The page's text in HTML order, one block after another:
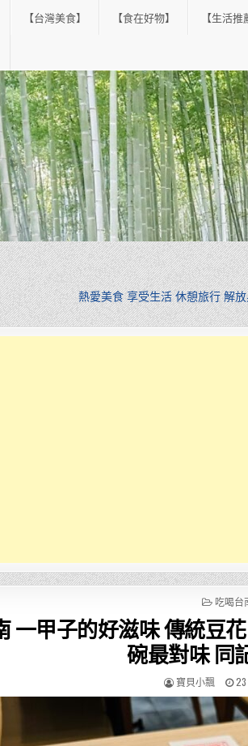
【台灣美食】 【食在好物】 【生活推
熱愛美食 享受生活 休憩旅行 解
POSTED
吃喝台
一甲子的好滋味 傳統豆
碗最對味 同
AUTHOR:
寶貝小飄